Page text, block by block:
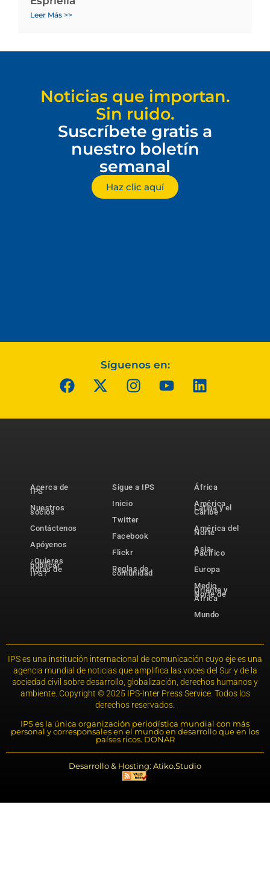
Leer Más >>
Noticias que importan.
Sin ruido.
Suscríbete gratis a
nuestro boletín
semanal
Haz clic aquí
Síguenos en:
Acerca de
IPS
Nuestros
socios
Contáctenos
Apóyenos
¿Quieres
publicar
notas de
IPS?
Sigue a IPS
Inicio
Twitter
Facebook
Flickr
Reglas de
comunidad
África
América
Latina y el
Caribe
América del
Norte
Asia-
Pacífico
Europa
Medio
Oriente y
Norte de
África
Mundo
IPS es una institución internacional de comunicación cuyo eje es una
agencia mundial de noticias que amplifica las voces del Sur y de la
sociedad civil sobre desarrollo, globalización, derechos humanos y
ambiente. Copyright © 2025 IPS-Inter Press Service. Todos los
derechos reservados.
IPS es la única organización periodística mundial con más
personal y corresponsales en el mundo en desarrollo que en los
países ricos. DONAR
Desarrollo & Hosting: Atiko.Studio